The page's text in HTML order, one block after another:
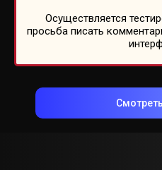
Осуществляется
просьба писать